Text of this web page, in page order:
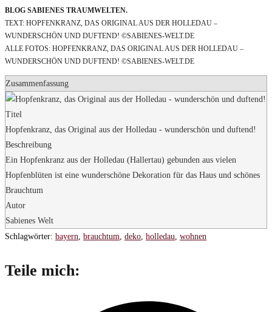
BLOG SABIENES TRAUMWELTEN.
TEXT: HOPFENKRANZ, DAS ORIGINAL AUS DER HOLLEDAU –
WUNDERSCHÖN UND DUFTEND! ©SABIENES-WELT.DE
ALLE FOTOS: HOPFENKRANZ, DAS ORIGINAL AUS DER HOLLEDAU –
WUNDERSCHÖN UND DUFTEND! ©SABIENES-WELT.DE
Zusammenfassung
Titel
Hopfenkranz, das Original aus der Holledau - wunderschön und duftend!
Beschreibung
Ein Hopfenkranz aus der Holledau (Hallertau) gebunden aus vielen
Hopfenblüten ist eine wunderschöne Dekoration für das Haus und schönes
Brauchtum
Autor
Sabienes Welt
Schlagwörter: bayern, brauchtum, deko, holledau, wohnen
Teile mich: